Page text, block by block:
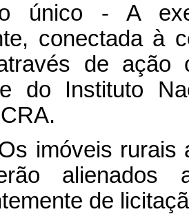
único - A
conectada à
de ação
do Instituto
imóveis rurais
alienados
de